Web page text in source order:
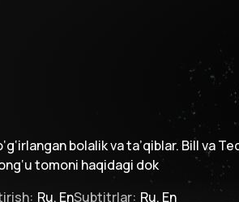
bolalik va ta’qiblar. Bill va
tomoni haqidagi dok
: Ru, EnSubtitrlar: Ru, En